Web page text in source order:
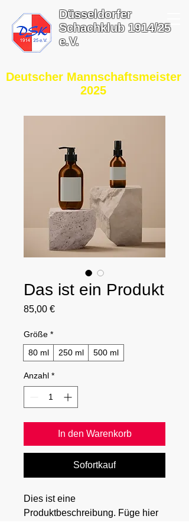
Düsseldorfer
Schachklub 1914/25
e.V.
​Deutscher Mannschaftsmeister
2025
Das ist ein Produkt
85,00 €Preis
Größe *
80 ml
250 ml 500 ml
Anzahl *
In den Warenkorb
Sofortkauf
Dies ist eine
Produktbeschreibung. Füge hier